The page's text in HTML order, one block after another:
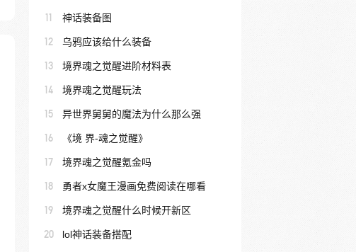
11 神话装备图
12 乌鸦应该给什么装备
13 境界魂之觉醒进阶材料表
14 境界魂之觉醒玩法
15 异世界舅舅的魔法为什么那么强
16 《境 界-魂之觉醒》
17 境界魂之觉醒氪金吗
18 勇者x女魔王漫画免费阅读在哪看
19 境界魂之觉醒什么时候开新区
20 lol神话装备搭配